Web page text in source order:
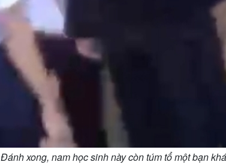
Đánh xong, nam học sinh này còn túm tổ một bạn